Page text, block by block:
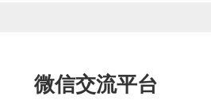
微信交流平台